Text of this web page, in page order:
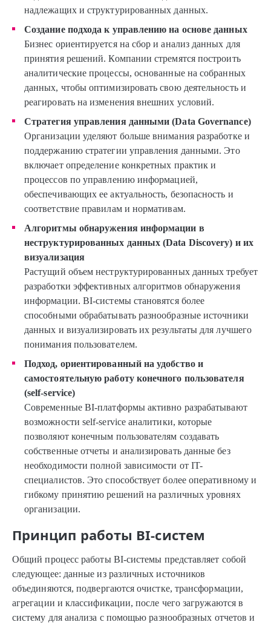
надлежащих и структурированных данных.
Создание подхода к управлению на основе данных
Бизнес ориентируется на сбор и анализ данных для
принятия решений. Компании стремятся построить
аналитические процессы, основанные на собранных
данных, чтобы оптимизировать свою деятельность и
реагировать на изменения внешних условий.
Стратегия управления данными (Data Governance)
Организации уделяют больше внимания разработке и
поддержанию стратегии управления данными. Это
включает определение конкретных практик и
процессов по управлению информацией,
обеспечивающих ее актуальность, безопасность и
соответствие правилам и нормативам.
Алгоритмы обнаружения информации в
неструктурированных данных (Data Discovery) и их
визуализация
Растущий объем неструктурированных данных требует
разработки эффективных алгоритмов обнаружения
информации. BI-системы становятся более
способными обрабатывать разнообразные источники
данных и визуализировать их результаты для лучшего
понимания пользователем.
Подход, ориентированный на удобство и
самостоятельную работу конечного пользователя
(self-service)
Современные BI-платформы активно разрабатывают
возможности self-service аналитики, которые
позволяют конечным пользователям создавать
собственные отчеты и анализировать данные без
необходимости полной зависимости от IT-
специалистов. Это способствует более оперативному и
гибкому принятию решений на различных уровнях
организации.
Принцип работы BI-систем
Общий процесс работы BI-системы представляет собой
следующее: данные из различных источников
объединяются, подвергаются очистке, трансформации,
агрегации и классификации, после чего загружаются в
систему для анализа с помощью разнообразных отчетов и